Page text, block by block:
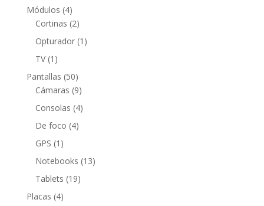
Módulos 44
productos
Cortinas 22
productos
Opturador 1 1
TV 1 1
producto
Pantallas 5050
productos
Cámaras 99
productos
Consolas 44
De foco 44
GPS 1 1
producto
Notebooks 1313
Tablets 1919
Placas 44